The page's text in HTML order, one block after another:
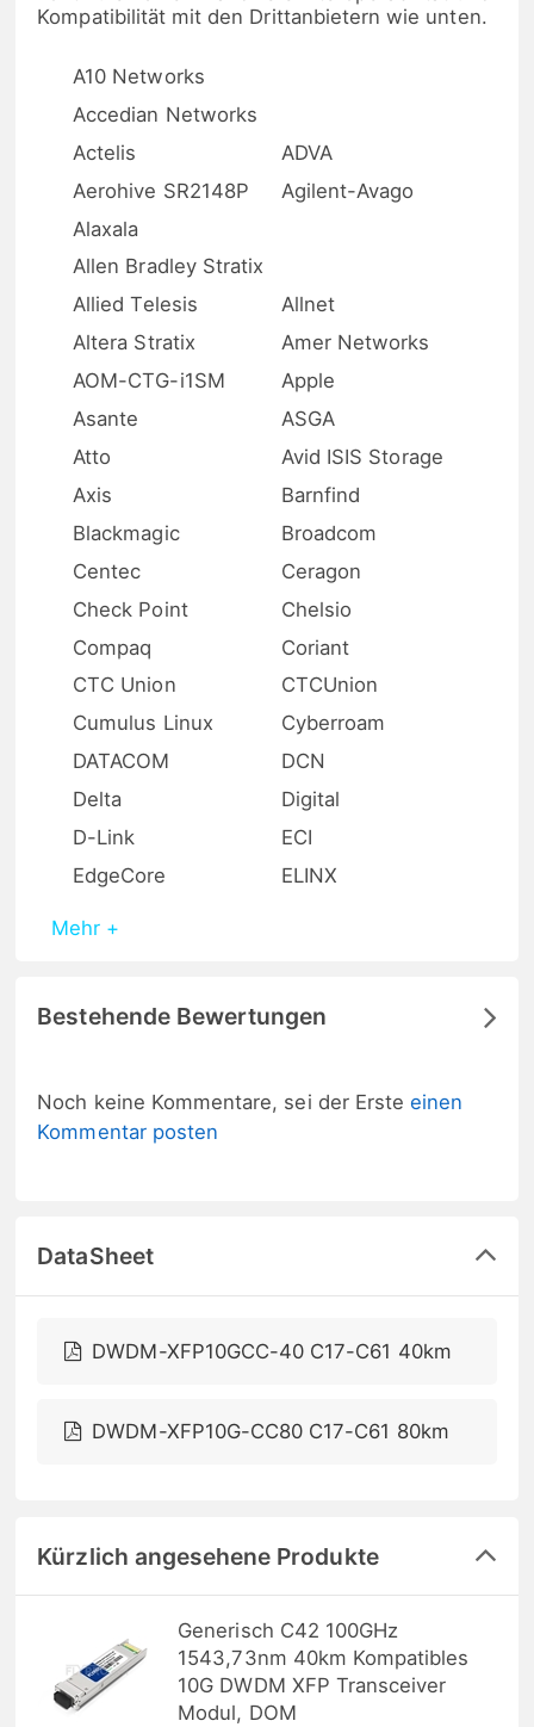
Kompatibilität mit den Drittanbietern wie unten.
A10 Networks
Accedian Networks
Actelis
ADVA
Aerohive SR2148P
Agilent-Avago
Alaxala
Allen Bradley Stratix
Allied Telesis
Allnet
Altera Stratix
Amer Networks
AOM-CTG-i1SM
Apple
Asante
ASGA
Atto
Avid ISIS Storage
Axis
Barnfind
Blackmagic
Broadcom
Centec
Ceragon
Check Point
Chelsio
Compaq
Coriant
CTC Union
CTCUnion
Cumulus Linux
Cyberroam
DATACOM
DCN
Delta
Digital
D-Link
ECI
EdgeCore
ELINX
Mehr +
Bestehende Bewertungen
Noch keine Kommentare, sei der Ersteeinen
Kommentar posten
DataSheet
DWDM-XFP10GCC-40 C17-C61 40km
DWDM-XFP10G-CC80 C17-C61 80km
Kürzlich angesehene Produkte
Generisch C42 100GHz
1543,73nm 40km Kompatibles
10G DWDM XFP Transceiver
Modul, DOM